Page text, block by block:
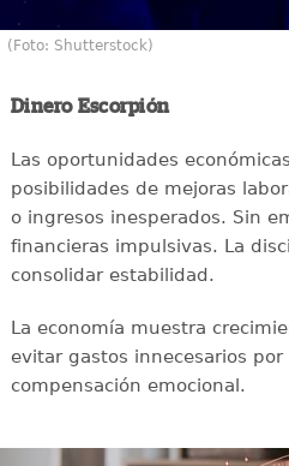
(Foto: Shutterstock)
Dinero Escorpión
Las oportunidades
posibilidades de mejoras
o ingresos inesperados. Sin
financieras impulsivas. La
consolidar estabilidad.
La economía muestra
evitar gastos innecesarios
compensación emocional.